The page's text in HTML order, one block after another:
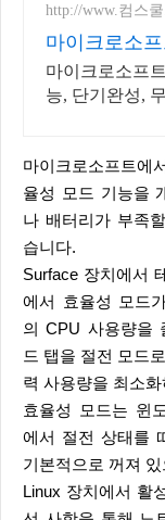
http://www.컴스쿨
마이크로소
일 신청&결
마이크로소프
능, 단기완성,
마이크로소프트에서 제공하는 브라우저인 Microsoft Edge 효
율성 모드 기능을
나 배터리가 부족
습니다.
Surface 장치에서
에서 효율성 모드
의 CPU 사용량을
드 탭을 절전 모드
력 사용량을 최소
효율성 모드는 윈
에서 절전 상태를
기본적으로 꺼져 있
Linux 장치에서 활성화해야 하는 플랫폼 간 기능이며 최신 개